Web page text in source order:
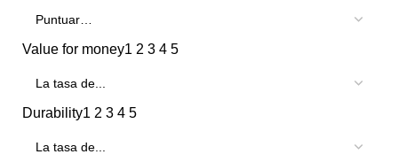
Value for money1 2 3 4 5
Durability1 2 3 4 5